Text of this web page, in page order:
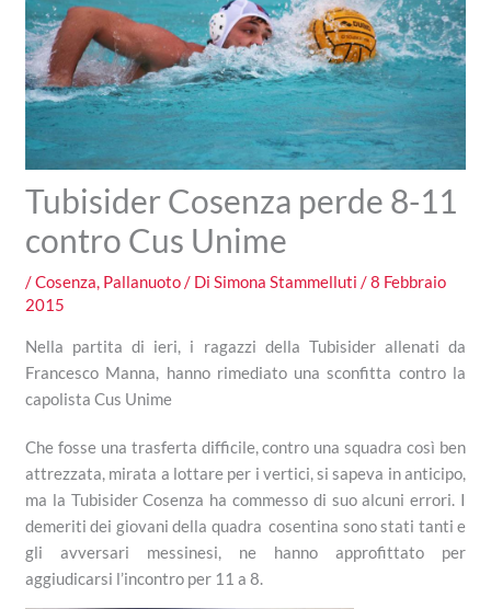
Tubisider Cosenza perde 8-11
contro Cus Unime
/Cosenza Pallanuoto / Di Simona Stammelluti /8 Febbraio
2015
Nella partita di ieri, i ragazzi della Tubisider allenati da
Francesco Manna, hanno rimediato una sconfitta contro la
capolista Cus Unime
Che fosse una trasferta difficile, contro una squadra così ben
attrezzata, mirata a lottare per i vertici, si sapeva in anticipo,
ma la Tubisider Cosenza ha commesso di suo alcuni errori. I
demeriti dei giovani della quadra cosentina sono stati tanti e
gli avversari messinesi, ne hanno approfittato per
aggiudicarsi l’incontro per 11 a 8.